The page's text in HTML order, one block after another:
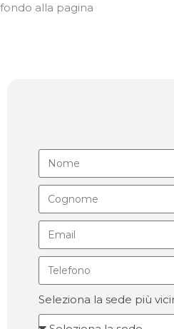
fondo alla pagina
Seleziona la sede più